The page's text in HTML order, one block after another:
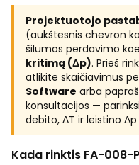
Projektuotojo
(aukštesnis chevron
šilumos perdavimo
kritimą (Δp). Prieš
atlikite skaičiavimus
Software arba
konsultacijos —
debito, ΔT ir leistino
Kada rinktis FA-008-